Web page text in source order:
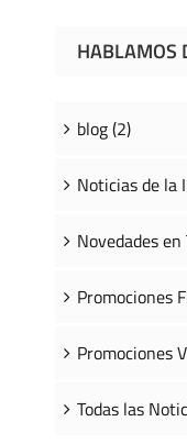
HABLAMOS
blog (2)
Noticias de la
Novedades
Promociones
Promociones
Todas las